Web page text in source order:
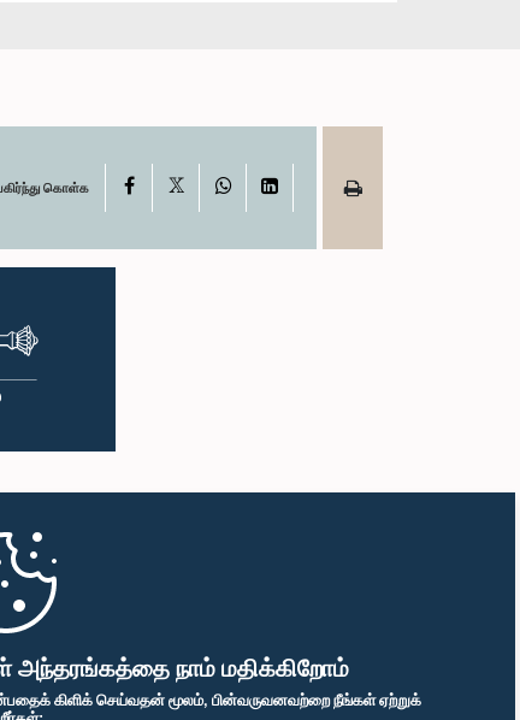
அந்தரங்கத்தை நாம் மதிக்கிறோம்
கிளிக் செய்வதன் மூலம், பின்வருவனவற்றை நீங்கள் ஏற்றுக்
கொள்க Facebook WhatsAppLinkedIn